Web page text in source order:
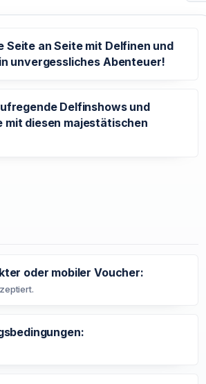
Seite an Seite mit Delfinen und
unvergessliches Abenteuer!
Delfinshows und
mit diesen majestätischen
oder mobiler Voucher: